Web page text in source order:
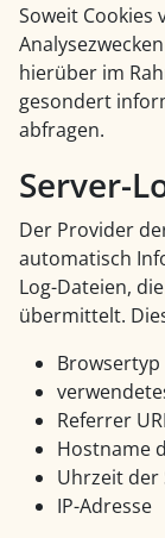
Soweit
hierüber im
gesondert
abfragen.
Server-
Der Provider
automatisch
Log-Dateien,
übermittelt.
Referrer
Hostname
Uhrzeit der
IP-Adresse